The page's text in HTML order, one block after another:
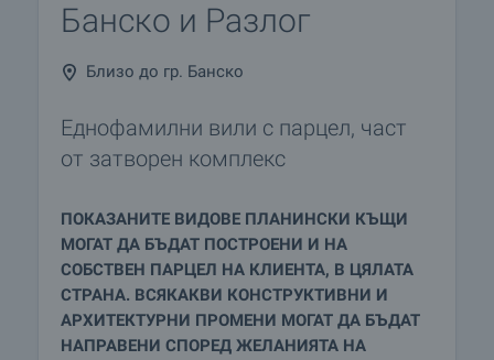
Банско и Разлог
Близо до гр. Банско
Еднофамилни вили с парцел, част
от затворен комплекс
ПОКАЗАНИТЕ ВИДОВЕ ПЛАНИНСКИ КЪЩИ
МОГАТ ДА БЪДАТ ПОСТРОЕНИ И НА
СОБСТВЕН ПАРЦЕЛ НА КЛИЕНТА, В ЦЯЛАТА
СТРАНА. ВСЯКАКВИ КОНСТРУКТИВНИ И
АРХИТЕКТУРНИ ПРОМЕНИ МОГАТ ДА БЪДАТ
НАПРАВЕНИ СПОРЕД ЖЕЛАНИЯТА НА